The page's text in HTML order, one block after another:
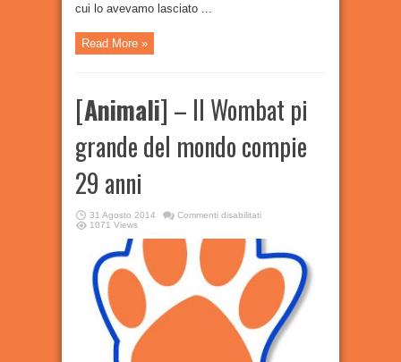
cui lo avevamo lasciato ...
Read More »
[Animali] – Il Wombat pi
grande del mondo compie
29 anni
31 Agosto 2014 Commenti disabilitatisu
Il
Wombat
pi
grande
mondo
compie
anni
1071 Views